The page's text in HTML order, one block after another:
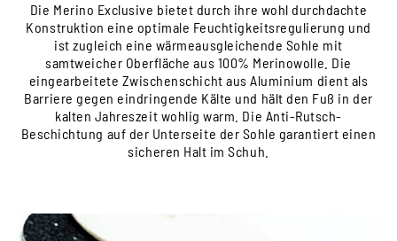
Die Merino Exclusive bietet durch ihre wohl durchdachte
Konstruktion eine optimale Feuchtigkeitsregulierung und
ist zugleich eine wärmeausgleichende Sohle mit
samtweicher Oberfläche aus 100% Merinowolle. Die
eingearbeitete Zwischenschicht aus Aluminium dient als
Barriere gegen eindringende Kälte und hält den Fuß in der
kalten Jahreszeit wohlig warm. Die Anti-Rutsch-
Beschichtung auf der Unterseite der Sohle garantiert einen
sicheren Halt im Schuh.